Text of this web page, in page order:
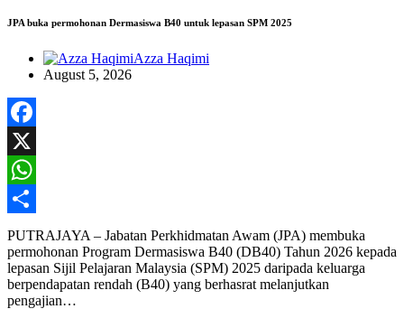
JPA buka permohonan Dermasiswa B40 untuk lepasan SPM 2025
Azza Haqimi
August 5, 2026
Facebook
X
WhatsApp
Share
PUTRAJAYA – Jabatan Perkhidmatan Awam (JPA) membuka
permohonan Program Dermasiswa B40 (DB40) Tahun 2026 kepada
lepasan Sijil Pelajaran Malaysia (SPM) 2025 daripada keluarga
berpendapatan rendah (B40) yang berhasrat melanjutkan
pengajian…